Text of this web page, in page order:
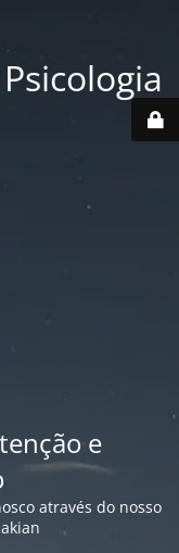
e
através do nosso